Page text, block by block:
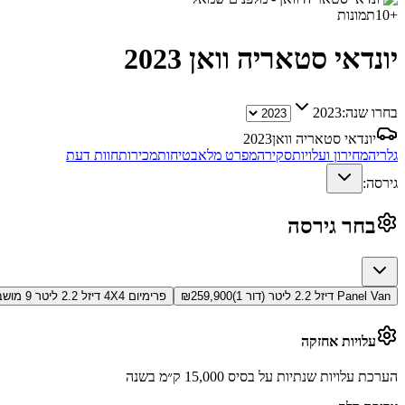
+
10תמונות
יונדאי סטאריה וואן 2023
בחרו שנה:2023
יונדאי סטאריה וואן2023
גלריהמחירון ועלויותסקירהמפרט מלאבטיחותמכירותחוות דעת
גירסה:
בחר גירסה
Panel Van דיזל 2.2 ליטר (דור 1) ₪259,900 פרימיום 4X4 דיזל 2.2 ליטר 9 מושבים (דור 1)
עלויות אחזקה
הערכת עלויות שנתיות על בסיס 15,000 ק״מ בשנה